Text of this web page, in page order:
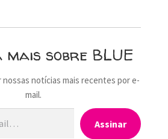
mais sobre BLUE
nossas notícias mais recentes por e-
mail.
Assinar